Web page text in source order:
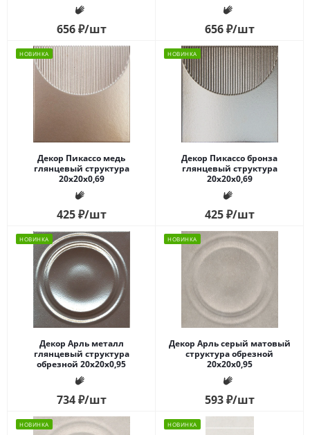
656₽/шт 656₽/шт
НОВИНКА
Декор Пикассо медь
глянцевый структура
20x20x0,69
425₽/шт
НОВИНКА
Декор Пикассо бронза
глянцевый структура
20x20x0,69
425₽/шт
НОВИНКА
Декор Арль металл
глянцевый структура
обрезной 20x20x0,95
734₽/шт
НОВИНКА
Декор Арль серый матовый
структура обрезной
20x20x0,95
593₽/шт
НОВИНКА НОВИНКА